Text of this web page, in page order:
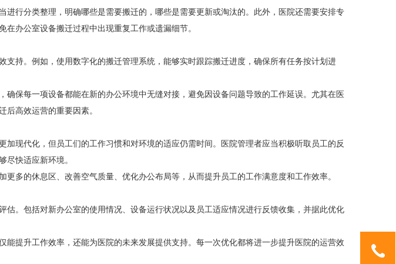
进行分类整理，明确哪些是需要搬迁的，哪些是需要更新或淘汰的。此外，医院还需要安排专
在办公室设备搬迁过程中出现重复工作或遗漏细节。
支持。例如，使用数字化的搬迁管理系统，能够实时跟踪搬迁进度，确保所有任务按计划进
确保每一项设备都能在新的办公环境中无缝对接，避免因设备问题导致的工作延误。尤其在医
后高效运营的重要因素。
加现代化，但员工们的工作习惯和对环境的适应仍需时间。医院管理者应当积极听取员工的反
尽快适应新环境。
多的休息区、改善空气质量、优化办公布局等，从而提升员工的工作满意度和工作效率。
估。包括对新办公室的使用情况、设备运行状况以及员工适应情况进行反馈收集，并据此优化
能提升工作效率，还能为医院的未来发展提供支持。每一次优化都将进一步提升医院的运营效